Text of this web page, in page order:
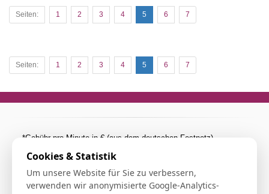
Seiten: 1 2 3 4 5 6 7
Seiten: 1 2 3 4 5 6 7
*Gebühr pro Minute in € (aus dem deutschen Festnetz).
Telefonberatung). Alle Preise inkl. 19%MwSt.
**Die Beratung über die Verbindung einer 0900er Rufummer ist
Cookies & Statistik
Um unsere Website für Sie zu verbessern,
verwenden wir anonymisierte Google-Analytics-